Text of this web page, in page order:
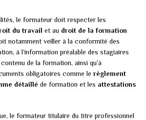
le formateur doit respecter les
du travail et au droit de la formation
notamment veiller à la conformité des
à l’information préalable des stagiaires
de la formation, ainsi qu’à
obligatoires comme le règlement
détaillé de formation et les attestations
le formateur titulaire du titre professionnel